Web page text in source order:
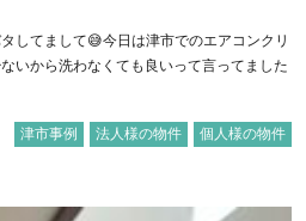
してまして😅今日は津市でのエアコンクリ
いから洗わなくても良いって言ってました
津市事例 法人様の物件 個人様の物件